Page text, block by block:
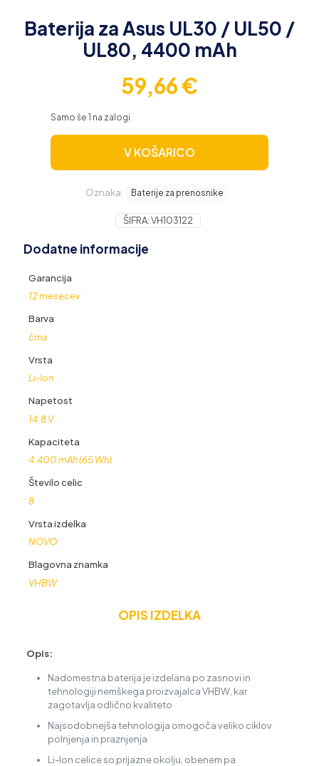
Baterija za Asus UL30 / UL50 /
UL80, 4400 mAh
59,66€
Samo še 1 na zalogi
V KOŠARICO
Oznaka: Baterije za prenosnike
ŠIFRA:VH103122
Dodatne informacije
Garancija
12 mesecev
Barva
črna
Vrsta
Li-Ion
Napetost
14,8 V
Kapaciteta
4.400 mAh (65 Wh)
Število celic
8
Vrsta izdelka
NOVO
Blagovna znamka
VHBW
OPIS IZDELKA
Opis:
Nadomestna baterija je izdelana po zasnovi in
tehnologiji nemškega proizvajalca VHBW, kar
zagotavlja odlično kvaliteto
Najsodobnejša tehnologija omogoča veliko ciklov
polnjenja in praznjenja
Li-Ion celice so prijazne okolju, obenem pa